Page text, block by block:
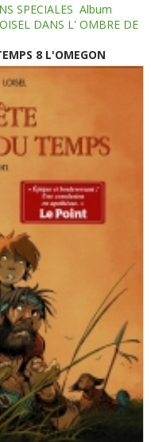
SPECIALES Album
DANS L' OMBRE DE
8 L'OMEGON